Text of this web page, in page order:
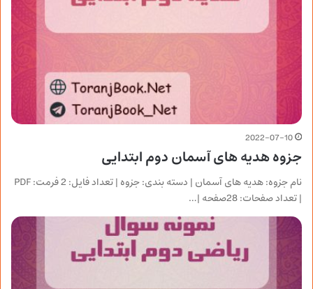
2022-07-10
جزوه هدیه های آسمان دوم ابتدایی
نام جزوه: هدیه های آسمان | دسته بندی: جزوه | تعداد فایل: 2 فرمت: PDF
| تعداد صفحات: 28صفحه |…